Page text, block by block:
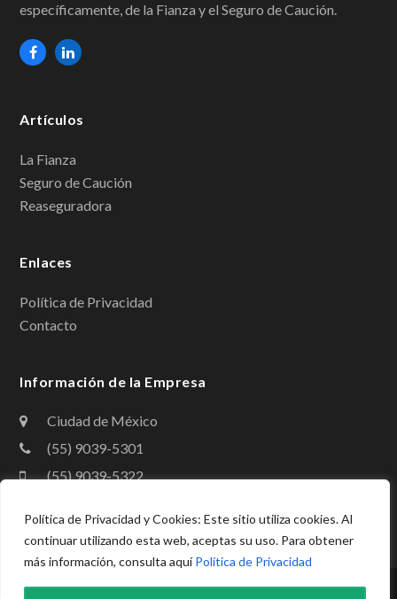
Política de Privacidad y Cookies: Este sitio utiliza cookies. Al
continuar utilizando esta web, aceptas su uso. Para obtener
más información, consulta aquíPolítica de Privacidad
específicamente, de la Fianza y el Seguro de Caución.
F
b
o
o
L
e
d
I
Artículos
La Fianza
Seguro de Caución
Reaseguradora
Enlaces
Política de Privacidad
Contacto
Información de la Empresa
Ciudad de México
(55) 9039-5301
(55) 9039-5322